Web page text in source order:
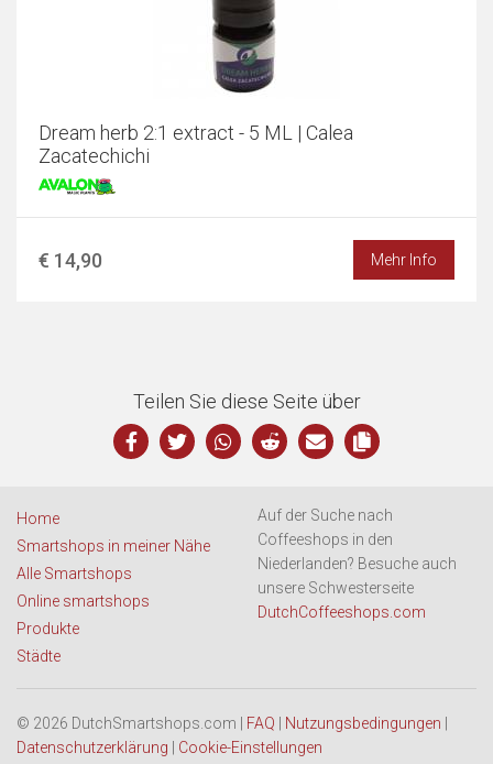
Dream herb 2:1 extract - 5 ML | Calea
Zacatechichi
€ 14,90 Mehr Info
Teilen Sie diese Seite über
Home
Smartshops in meiner Nähe
Alle Smartshops
Online smartshops
Produkte
Städte
Auf der Suche nach
Coffeeshops in den
Niederlanden? Besuche auch
unsere Schwesterseite
DutchCoffeeshops.com
© 2026 DutchSmartshops.com | FAQ Nutzungsbedingungen
Datenschutzerklärung
Cookie-Einstellungen